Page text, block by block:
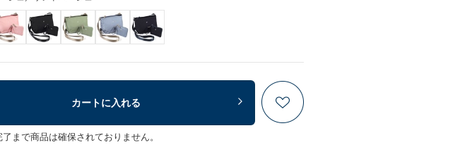
カートに入れる
まで商品は確保されておりません。